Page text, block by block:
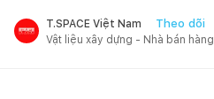
T.SPACE Việt Nam Theo dõi
Vật liệu xây dựng - Nhà bán hàng